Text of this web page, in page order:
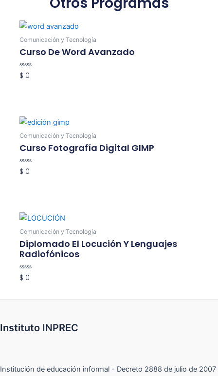
Comunicación y Tecnología
Curso De Word Avanzado
Valorado
con
$ 0
Comunicación y Tecnología
Curso Fotografía Digital GIMP
Valorado
con
$ 0
Comunicación y Tecnología
Diplomado El Locución Y Lenguajes
Radiofónicos
Valorado
con
5
$ 0
Instituto INPREC
Institución de educación informal - Decreto 2888 de julio de 2007